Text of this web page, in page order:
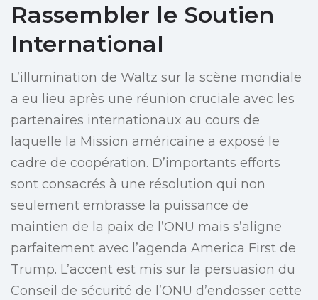
Rassembler le Soutien
International
L’illumination de Waltz sur la scène mondiale
a eu lieu après une réunion cruciale avec les
partenaires internationaux au cours de
laquelle la Mission américaine a exposé le
cadre de coopération. D’importants efforts
sont consacrés à une résolution qui non
seulement embrasse la puissance de
maintien de la paix de l’ONU mais s’aligne
parfaitement avec l’agenda America First de
Trump. L’accent est mis sur la persuasion du
Conseil de sécurité de l’ONU d’endosser cette